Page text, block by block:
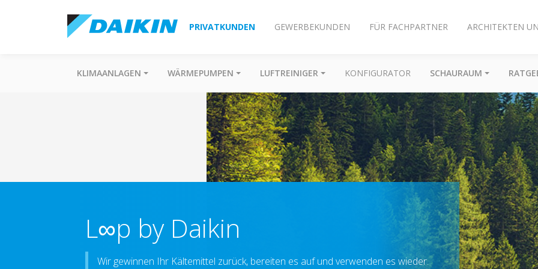
PRIVATKUNDEN GEWERBEKUNDEN FÜR FACHPARTNER ARCHITEKTEN
KLIMAANLAGEN WÄRMEPUMPEN LUFTREINIGER KONFIGURATOR SCHAURAUM
L∞p by Daikin
Wir gewinnen Ihr Kältemittel zurück, bereiten es auf und verwenden es wieder.